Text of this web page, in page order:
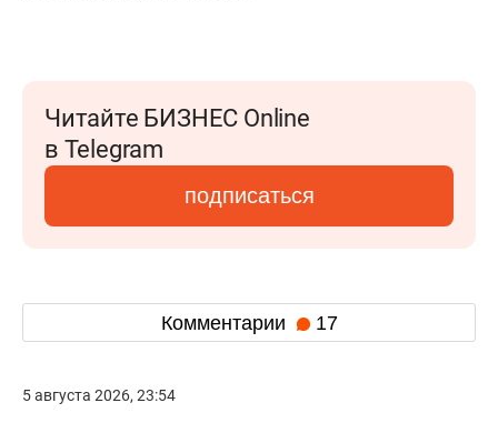
Читайте БИЗНЕС Online
в Telegram
подписаться
Комментарии 17
5 августа 2026, 23:54